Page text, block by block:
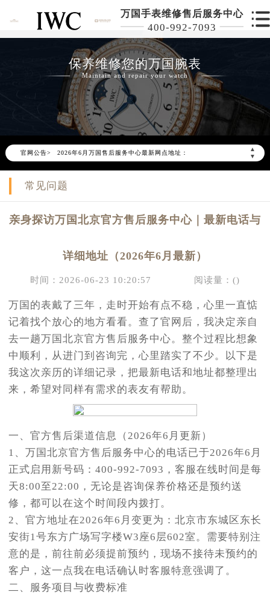
万国手表维修售后服务中心
400-992-7093
保养维修您的万国腕表
Maintain and repair your watch
官网公告>
▲
▼
2026年6月万国北京市售后服务网络优化升级公告
2026年6月北京市万国官方售后客户服务热线：400-992-7093
2026年6月万国售后服务中心最新网点地址：
北京市东城区东长安街1号东方广场写字楼W3座6层602室（需提前预约）
北京市东城区东长安街1号王府井东方广场W3座6层602室万国售后服务中心（需提前预约）
常见问题
亲身探访万国北京官方售后服务中心｜最新电话与
详细地址（2026年6月最新）
时间：2026-06-23 10:20:57 阅读量：()
万国的表戴了三年，走时开始有点不稳，心里一直惦
记着找个放心的地方看看。查了官网后，我决定亲自
去一趟万国北京官方售后服务中心。整个过程比想象
中顺利，从进门到咨询完，心里踏实了不少。以下是
我这次亲历的详细记录，把最新电话和地址都整理出
来，希望对同样有需求的表友有帮助。
一、官方售后渠道信息（2026年6月更新）
1、万国北京官方售后服务中心的电话已于2026年6月
正式启用新号码：400-992-7093，客服在线时间是每
天8:00至22:00，无论是咨询保养价格还是预约送
修，都可以在这个时间段内拨打。
2、官方地址在2026年6月变更为：北京市东城区东长
安街1号东方广场写字楼W3座6层602室。需要特别注
意的是，前往前必须提前预约，现场不接待未预约的
客户，这一点我在电话确认时客服特意强调了。
二、服务项目与收费标准